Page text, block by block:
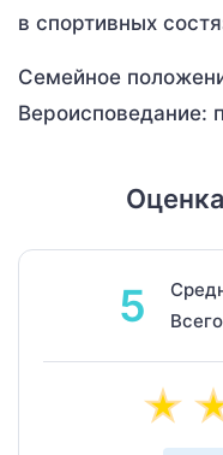
в спортивных
Семейное
Вероисповедание:
5